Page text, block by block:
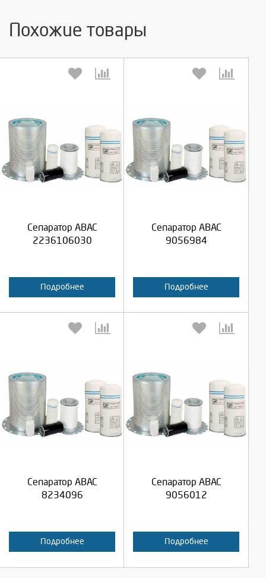
Похожие товары
Сепаратор ABAC
2236106030
Подробнее
Выберите количество:
Отмена
Сепаратор ABAC
9056984
Подробнее
Выберите количество:
Отмена
Сепаратор ABAC
8234096
Подробнее
Выберите количество:
Отмена
Сепаратор ABAC
9056012
Подробнее
Выберите количество:
Отмена